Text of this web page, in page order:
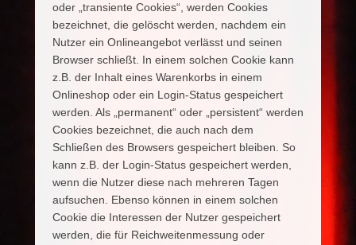
oder „transiente Cookies“, werden Cookies
bezeichnet, die gelöscht werden, nachdem ein
Nutzer ein Onlineangebot verlässt und seinen
Browser schließt. In einem solchen Cookie kann
z.B. der Inhalt eines Warenkorbs in einem
Onlineshop oder ein Login-Status gespeichert
werden. Als „permanent“ oder „persistent“ werden
Cookies bezeichnet, die auch nach dem
Schließen des Browsers gespeichert bleiben. So
kann z.B. der Login-Status gespeichert werden,
wenn die Nutzer diese nach mehreren Tagen
aufsuchen. Ebenso können in einem solchen
Cookie die Interessen der Nutzer gespeichert
werden, die für Reichweitenmessung oder